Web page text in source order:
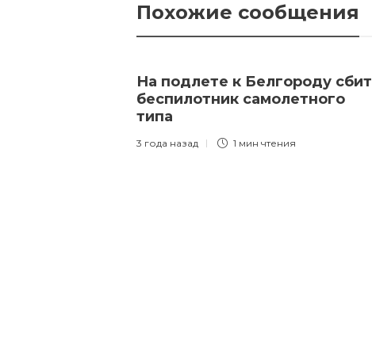
Похожие сообщения
На подлете к Белгороду сбит
беспилотник самолетного
типа
3 года назад 1 мин чтения